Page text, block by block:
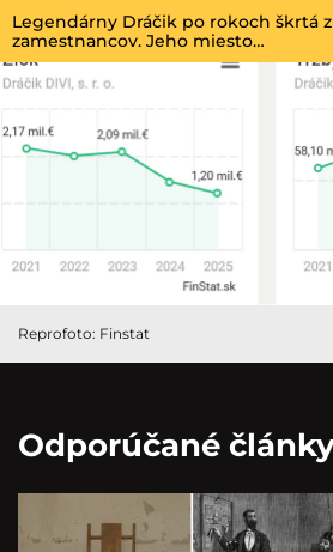
Legendárny Dráčik po rokoch škrtá
zamestnancov. Jeho miesto…
Reprofoto: Finstat
Odporúčané